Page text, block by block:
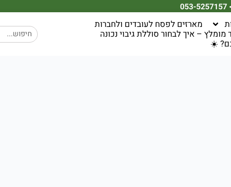
מארזים לפסח לעובדים ולחברות
מומלץ – איך לבחור סוללת גיבוי נכונה
☀️